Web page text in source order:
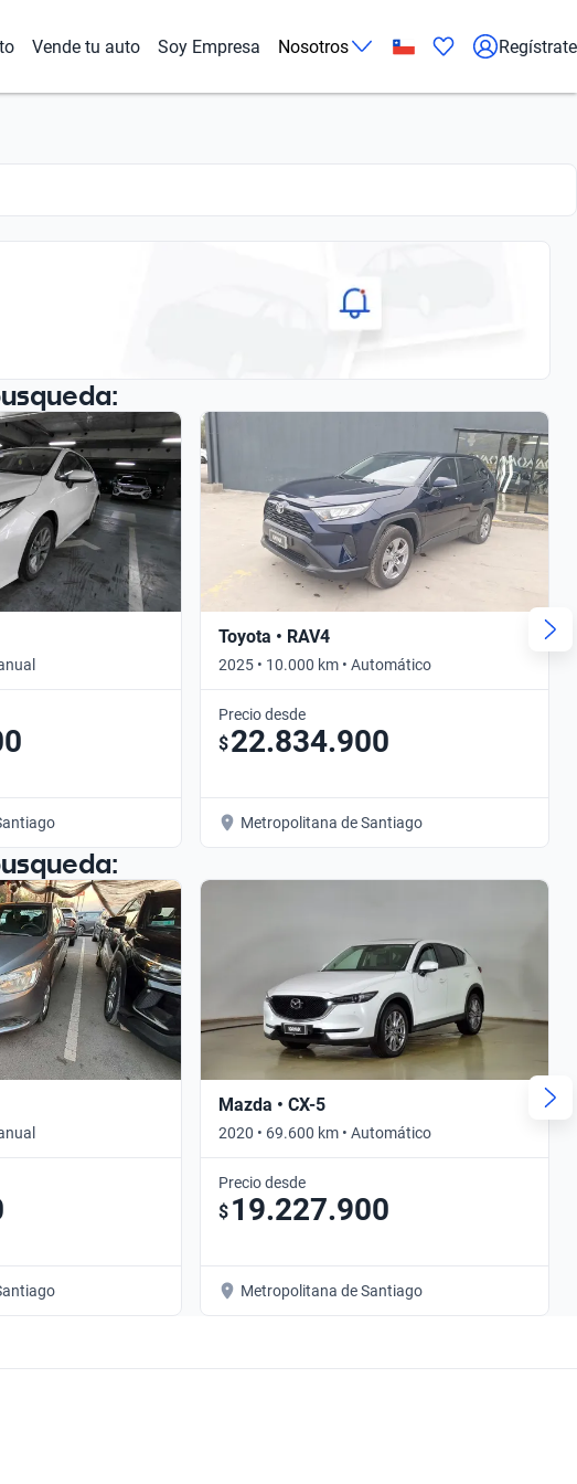
Vende tu auto Soy Empresa Nosotros Regístrate
Toyota • RAV4
2025 • 10.000 km • Automático
Precio desde
$22.834.900
Metropolitana de Santiago
Mazda • CX-5
2020 • 69.600 km • Automático
Precio desde
$ 19.227.900
Metropolitana de Santiago